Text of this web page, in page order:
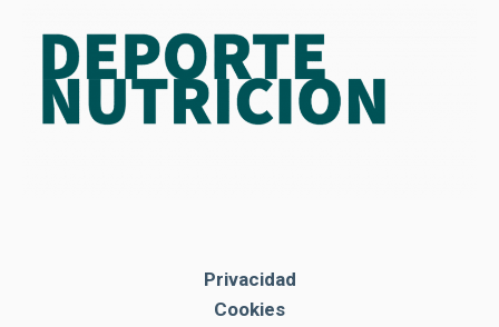
Privacidad
Cookies